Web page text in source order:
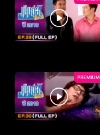
PREMIUM